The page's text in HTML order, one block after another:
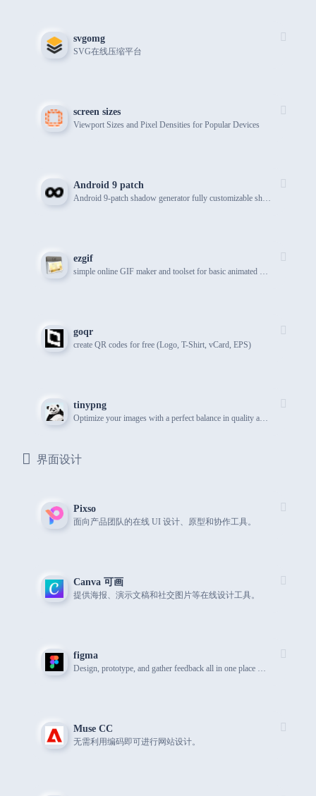
svgomg
SVG在线压缩平台
screen sizes
Viewport Sizes and Pixel Densities for Popular Devices
Android 9 patch
Android 9-patch shadow generator fully customizable shadows
ezgif
simple online GIF maker and toolset for basic animated GIF editing.
goqr
create QR codes for free (Logo, T-Shirt, vCard, EPS)
tinypng
Optimize your images with a perfect balance in quality and file size.
界面设计
Pixso
面向产品团队的在线 UI 设计、原型和协作工具。
Canva 可画
提供海报、演示文稿和社交图片等在线设计工具。
figma
Design, prototype, and gather feedback all in one place with Figma.
Muse CC
无需利用编码即可进行网站设计。